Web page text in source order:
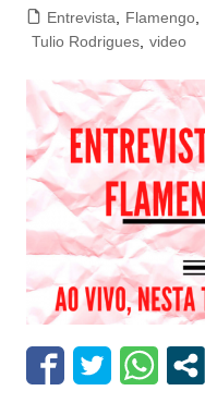
Entrevista
Flamengo,
Tulio Rodrigues, video